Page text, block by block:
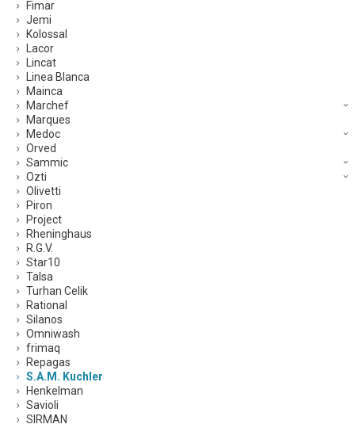
Fimar
Jemi
Kolossal
Lacor
Lincat
Linea Blanca
Mainca
Marchef
Marques
Medoc
Orved
Sammic
Ozti
Olivetti
Piron
Project
Rheninghaus
R.G.V.
Star10
Talsa
Turhan Celik
Rational
Silanos
Omniwash
frimaq
Repagas
S.A.M. Kuchler
Henkelman
Savioli
SIRMAN